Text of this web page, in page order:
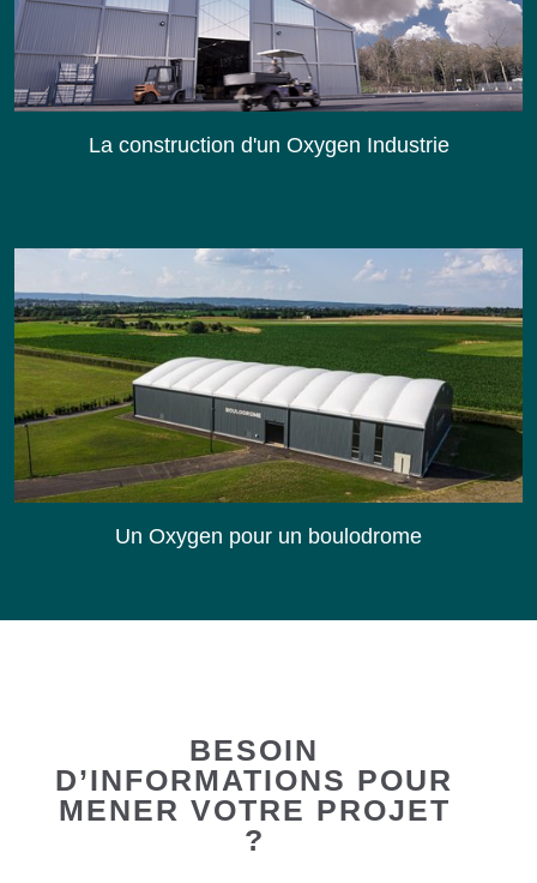
La construction d'un Oxygen Industrie
Un Oxygen pour un boulodrome
BESOIN
D’INFORMATIONS POUR
MENER VOTRE PROJET
?